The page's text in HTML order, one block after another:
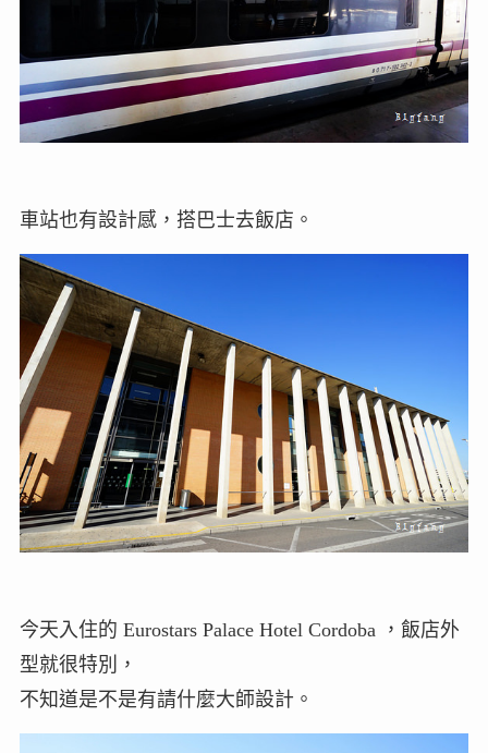
車站也有設計感，搭巴士去飯店。
今天入住的 Eurostars Palace Hotel Cordoba ，飯店外
型就很特別，
不知道是不是有請什麼大師設計。